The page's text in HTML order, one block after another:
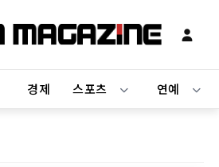
인
매
경제 스포츠 연예